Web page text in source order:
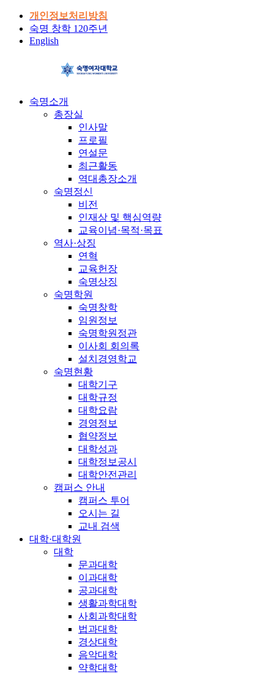
개인정보처리방침
숙명 창학 120주년
English
숙명소개
총장실
인사말
프로필
연설문
최근활동
역대총장소개
숙명정신
비전
인재상 및 핵심역량
교육이념·목적·목표
역사·상징
연혁
교육헌장
숙명상징
숙명학원
숙명창학
임원정보
숙명학원정관
이사회 회의록
설치경영학교
숙명현황
대학기구
대학규정
대학요람
경영정보
협약정보
대학성과
대학정보공시
대학안전관리
캠퍼스 안내
캠퍼스 투어
오시는 길
교내 검색
대학·대학원
대학
문과대학
이과대학
공과대학
생활과학대학
사회과학대학
법과대학
경상대학
음악대학
약학대학